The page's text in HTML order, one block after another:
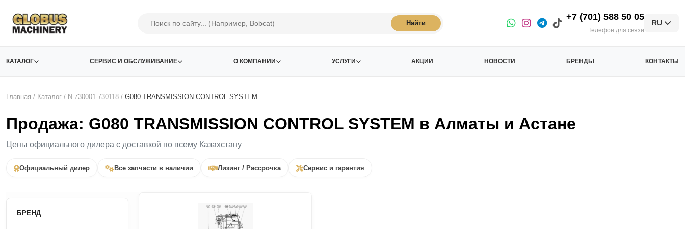
Найти
+7 (701) 588 50 05
Телефон для связи
RU
КАТАЛОГ СЕРВИС И ОБСЛУЖИВАНИЕ О КОМПАНИИ УСЛУГИ АКЦИИ НОВОСТИ БРЕНДЫ КОНТАКТЫ
Главная / Каталог / N 730001-730118 / G080 TRANSMISSION CONTROL SYSTEM
Продажа: G080 TRANSMISSION CONTROL SYSTEM в Алматы и Астане
Цены официального дилера с доставкой по всему Казахстану
Официальный дилер Все запчасти в наличии Лизинг / Рассрочка Сервис и гарантия
БРЕНД